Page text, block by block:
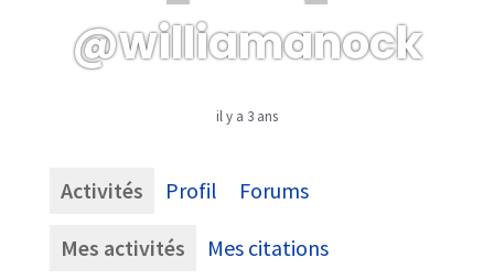
@williamanock
il y a 3 ans
Activités Profil Forums
Mes activités
Mes citations